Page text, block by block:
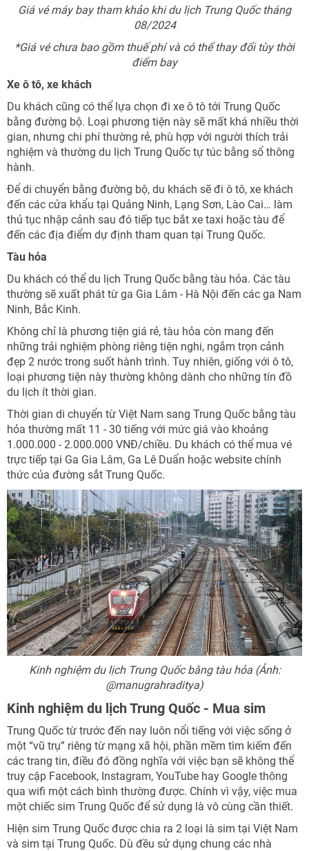
Giá vé máy bay tham khảo khi du lịch Trung Quốc tháng
08/2024
*Giá vé chưa bao gồm thuế phí và có thể thay đổi tùy thời
điểm bay
Xe ô tô, xe khách
Du khách cũng có thể lựa chọn đi xe ô tô tới Trung Quốc
bằng đường bộ. Loại phương tiện này sẽ mất khá nhiều thời
gian, nhưng chi phí thường rẻ, phù hợp với người thích trải
nghiệm và thường du lịch Trung Quốc tự túc bằng sổ thông
hành.
Để di chuyển bằng đường bộ, du khách sẽ đi ô tô, xe khách
đến các cửa khẩu tại Quảng Ninh, Lạng Sơn, Lào Cai… làm
thủ tục nhập cảnh sau đó tiếp tục bắt xe taxi hoặc tàu để
đến các địa điểm dự định tham quan tại Trung Quốc.
Tàu hỏa
Du khách có thể du lịch Trung Quốc bằng tàu hỏa. Các tàu
thường sẽ xuất phát từ ga Gia Lâm - Hà Nội đến các ga Nam
Ninh, Bắc Kinh.
Không chỉ là phương tiện giá rẻ, tàu hỏa còn mang đến
những trải nghiệm phòng riêng tiện nghi, ngắm trọn cảnh
đẹp 2 nước trong suốt hành trình. Tuy nhiên, giống với ô tô,
loại phương tiện này thường không dành cho những tín đồ
du lịch ít thời gian.
Thời gian di chuyển từ Việt Nam sang Trung Quốc bằng tàu
hỏa thường mất 11 - 30 tiếng với mức giá vào khoảng
1.000.000 - 2.000.000 VNĐ/chiều. Du khách có thể mua vé
trực tiếp tại Ga Gia Lâm, Ga Lê Duẩn hoặc website chính
thức của đường sắt Trung Quốc.
Kinh nghiệm du lịch Trung Quốc bằng tàu hỏa (Ảnh:
@manugrahraditya)
Kinh nghiệm du lịch Trung Quốc - Mua sim
Trung Quốc từ trước đến nay luôn nổi tiếng với việc sống ở
một “vũ trụ” riêng từ mạng xã hội, phần mềm tìm kiếm đến
các trang tin, điều đó đồng nghĩa với việc bạn sẽ không thể
truy cập Facebook, Instagram, YouTube hay Google thông
qua wifi một cách bình thường được. Chính vì vậy, việc mua
một chiếc sim Trung Quốc để sử dụng là vô cùng cần thiết.
Hiện sim Trung Quốc được chia ra 2 loại là sim tại Việt Nam
và sim tại Trung Quốc. Dù đều sử dụng chung các nhà